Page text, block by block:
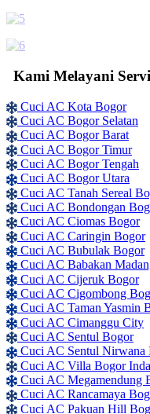
Kami Melayani
Cuci AC Kota Bogor
Cuci AC Bogor Selatan
Cuci AC Bogor Barat
Cuci AC Bogor Timur
Cuci AC Bogor Tengah
Cuci AC Bogor Utara
Cuci AC Tanah Sereal
Cuci AC Bondongan
Cuci AC Ciomas Bogor
Cuci AC Caringin Bogor
Cuci AC Bubulak Bogor
Cuci AC Babakan
Cuci AC Cijeruk Bogor
Cuci AC Cigombong
Cuci AC Taman Yasmin
Cuci AC Cimanggu City
Cuci AC Sentul Bogor
Cuci AC Sentul Nirwana
Cuci AC Villa Bogor
Cuci AC Megamendung
Cuci AC Rancamaya
Cuci AC Pakuan Hill